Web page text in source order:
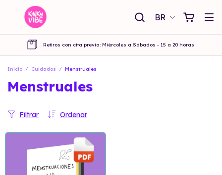
BR
Retiros con cita previa: Miércoles a Sábados - 15 a 20 horas.
Inicio / Cuidados / Menstruales
Menstruales
Ordenar
Filtrar